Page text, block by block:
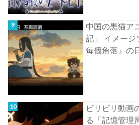
中国の黒猫ア
記」 イメージ
每個角落』の
ビリビリ動画
る「記憶管理